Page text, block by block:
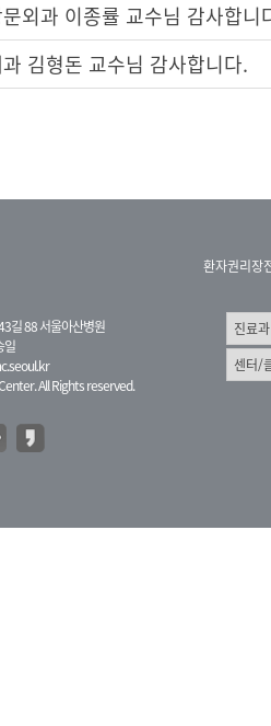
외과 이종률 교수님 감사합니
김형돈 교수님 감사합니다.
길 88 서울아산병원
일
All Rights reserved.
환자권리장